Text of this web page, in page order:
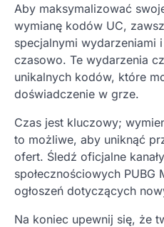
Aby maksymalizować
wymianę kodów UC,
specjalnymi wydarzeniami
czasowo. Te wydarzenia
unikalnych kodów, które
doświadczenie w grze.
Czas jest kluczowy;
to możliwe, aby uniknąć
ofert. Śledź oficjalne
społecznościowych
ogłoszeń dotyczących
Na koniec upewnij się, że